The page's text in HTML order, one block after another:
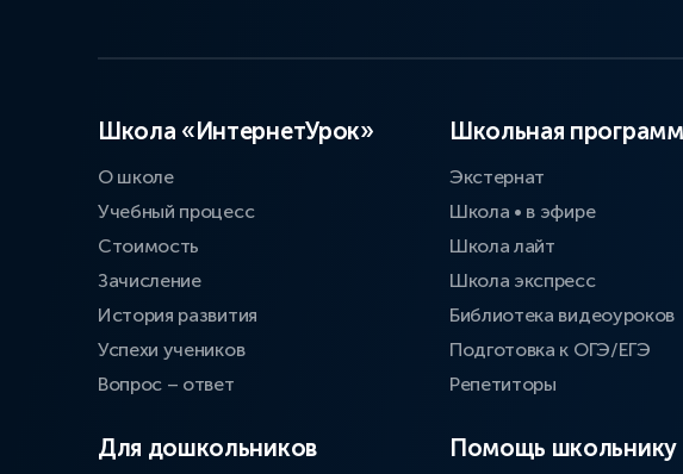
Школа «ИнтернетУрок»
О школе
Учебный процесс
Стоимость
Зачисление
История развития
Успехи учеников
Вопрос – ответ
Для дошкольников
Школьная
Экстернат
Школа • в эфире
Школа лайт
Школа экспресс
Библиотека видеоуроков
Подготовка к ОГЭ/ЕГЭ
Репетиторы
Помощь школьнику